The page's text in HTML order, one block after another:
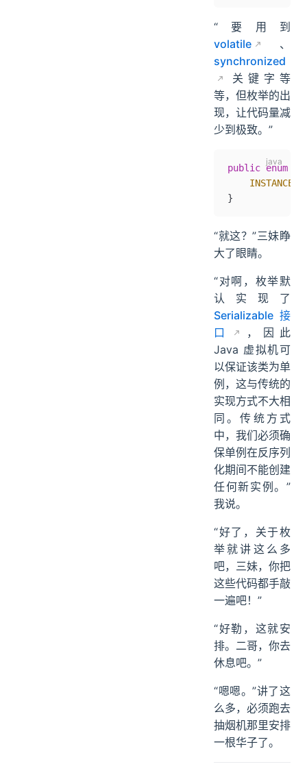
“要用到
volatile
、
synchronized
关键字等
等，但枚举的出
现，让代码量减
少到极致。”
public enum
    INSTANCE
}
“就这？”三妹睁
大了眼睛。
“对啊，枚举默
认实现了
Serializable 接
口
，因此
Java 虚拟机可
以保证该类为单
例，这与传统的
实现方式不大相
同。传统方式
中，我们必须确
保单例在反序列
化期间不能创建
任何新实例。”
我说。
“好了，关于枚
举就讲这么多
吧，三妹，你把
这些代码都手敲
一遍吧！”
“好勒，这就安
排。二哥，你去
休息吧。”
“嗯嗯。”讲了这
么多，必须跑去
抽烟机那里安排
一根华子了。